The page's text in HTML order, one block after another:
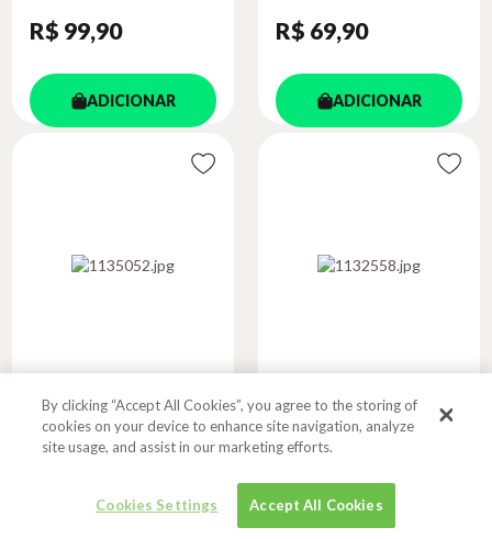
R$ 99,90
ADICIONAR
R$ 69,90
ADICIONAR
AO LADO DE LINA PARTINDO O PÃO
BELL
By clicking “Accept All Cookies”, you agree to the storing of
cookies on your device to enhance site navigation, analyze
site usage, and assist in our marketing efforts.
Cookies Settings Accept All Cookies